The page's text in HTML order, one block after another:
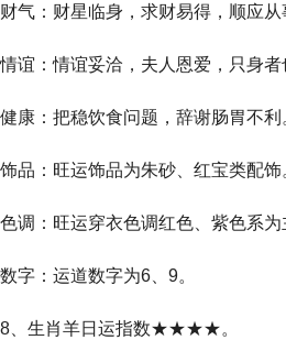
财气：财星临身，求财易得，顺应从
情谊：情谊妥洽，夫人恩爱，只身者
健康：把稳饮食问题，辞谢肠胃不利
饰品：旺运饰品为朱砂、红宝类配饰
色调：旺运穿衣色调红色、紫色系为
数字：运道数字为6、9。
8、生肖羊日运指数★★★★。